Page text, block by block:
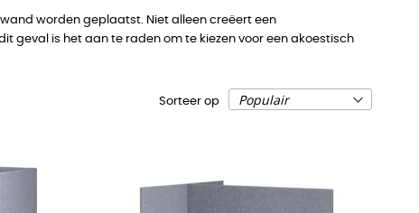
worden geplaatst. Niet alleen creëert een
geval is het aan te raden om te kiezen voor een akoestisch
Sorteer op